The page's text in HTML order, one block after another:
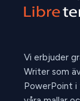
Vi erbjuder
Writer som
PowerPoint i